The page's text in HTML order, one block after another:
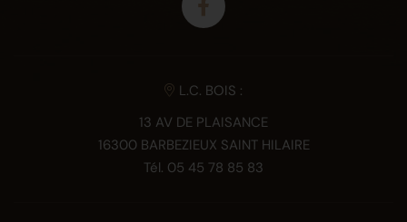
L.C. BOIS :
13 AV DE PLAISANCE
16300 BARBEZIEUX SAINT HILAIRE
Tél. 05 45 78 85 83